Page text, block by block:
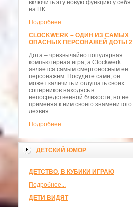
включить эту новую функцию у себя
на ПК.
Подробнее...
CLOCKWERK – ОДИН ИЗ САМЫХ
ОПАСНЫХ ПЕРСОНАЖЕЙ ДОТЫ 2
Дота – чрезвычайно популярная
компьютерная игра, а Clockwerk
является самым смертоносным ее
персонажем. Посудите сами, он
может калечить и оглушать своих
соперников находясь в
непосредственной близости, но не
применяя к ним своего знаменитого
лезвия.
Подробнее...
ДЕТСКИЙ ЮМОР
ДЕТСТВО, В КУБИКИ ИГРАЮ
Подробнее...
ДЕТИ ВИДЯТ